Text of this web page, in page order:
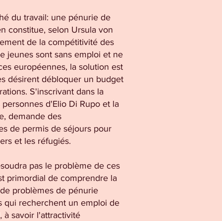
du travail: une pénurie de
constitue, selon Ursula von
de la compétitivité des
jeunes sont sans emploi et ne
européennes, la solution est
désirent débloquer un budget
S'inscrivant dans la
d'Elio Di Rupo et la
demande des
de permis de séjours pour
et les réfugiés.
pas le problème de ces
primordial de comprendre la
problèmes de pénurie
qui recherchent un emploi de
à savoir l'attractivité